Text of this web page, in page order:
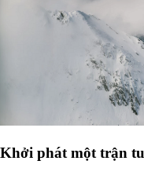
Khởi phát một trận